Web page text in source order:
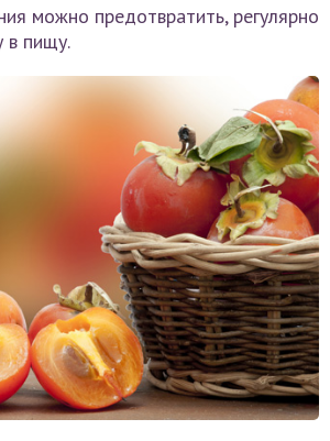
можно предотвратить, регулярно
в пищу.